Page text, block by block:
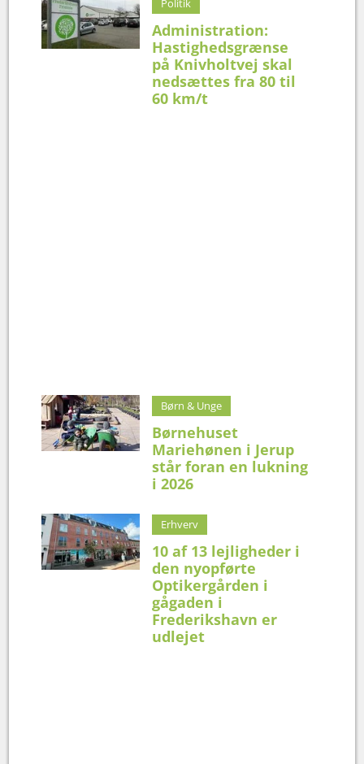
Politik
Administration:
Hastighedsgrænse
på Knivholtvej skal
nedsættes fra 80 til
60 km/t
Børn & Unge
Børnehuset
Mariehønen i Jerup
står foran en lukning
i 2026
Erhverv
10 af 13 lejligheder i
den nyopførte
Optikergården i
gågaden i
Frederikshavn er
udlejet